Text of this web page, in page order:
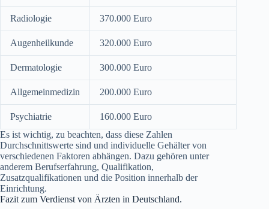
Radiologie 370.000 Euro
Augenheilkunde 320.000 Euro
Dermatologie 300.000 Euro
Allgemeinmedizin 200.000 Euro
Psychiatrie
160.000 Euro
Es ist wichtig, zu beachten, dass diese Zahlen
Durchschnittswerte sind und individuelle Gehälter von
verschiedenen Faktoren abhängen. Dazu gehören unter
anderem Berufserfahrung, Qualifikation,
Zusatzqualifikationen und die Position innerhalb der
Einrichtung.
Fazit zum Verdienst von Ärzten in Deutschland.